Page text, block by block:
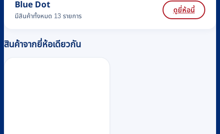
Blue Dot
มีสินค้าทั้งหมด 13 รายการ
ดูยี่ห้อนี้
สินค้าจากยี่ห้อเดียวกัน